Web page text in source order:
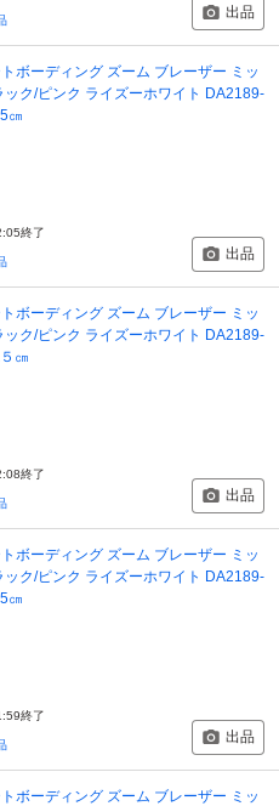
出品
ボーディング ズーム ブレーザー ミッ
ック/ピンク ライズーホワイト DA2189-
㎝
終了
出品
ボーディング ズーム ブレーザー ミッ
ック/ピンク ライズーホワイト DA2189-
㎝
終了
出品
ボーディング ズーム ブレーザー ミッ
ック/ピンク ライズーホワイト DA2189-
㎝
終了
出品
ボーディング ズーム ブレーザー ミッ